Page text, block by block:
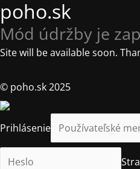
poho.sk
Mód údržby je
Site will be available soon.
© poho.sk 2025
Prihlásenie